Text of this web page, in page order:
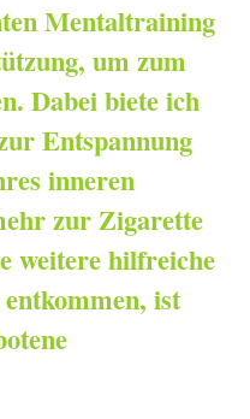
Mentaltraining
um zum
Dabei biete ich
Entspannung
inneren
zur Zigarette
weitere hilfreiche
ist